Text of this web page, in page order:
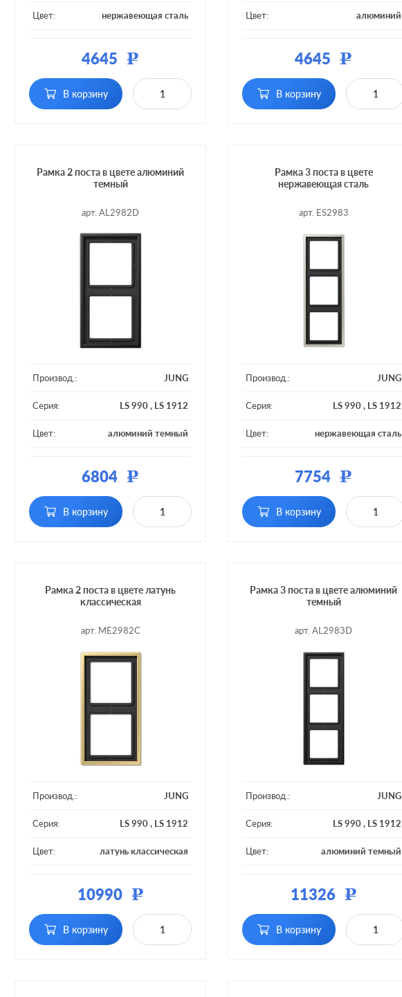
Цвет: нержавеющая сталь
4645 Р
В корзину
Цвет: алюминий
4645 Р
В корзину
Рамка 2 поста в цвете алюминий
темный
арт. AL2982D
Производ.: JUNG
Серия: LS 990, LS 1912
Цвет: алюминий темный
6804 Р
В корзину
Рамка 3 поста в цвете
нержавеющая сталь
арт. ES2983
Производ.: JUNG
Серия: LS 990, LS 1912
Цвет: нержавеющая сталь
7754 Р
В корзину
Рамка 2 поста в цвете латунь
классическая
арт. ME2982C
Производ.: JUNG
Серия: LS 990, LS 1912
Цвет: латунь классическая
10990Р
В корзину
Рамка 3 поста в цвете алюминий
темный
арт. AL2983D
Производ.: JUNG
Серия: LS 990, LS 1912
Цвет: алюминий темный
11326Р
В корзину